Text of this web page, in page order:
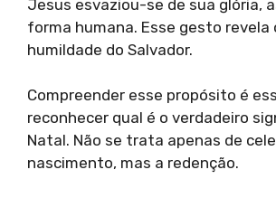
Jesus esvaziou-se de sua glória,
forma humana. Esse gesto revela
humildade do Salvador.
Compreender esse propósito é
reconhecer qual é o verdadeiro
Natal. Não se trata apenas de
nascimento, mas a redenção.